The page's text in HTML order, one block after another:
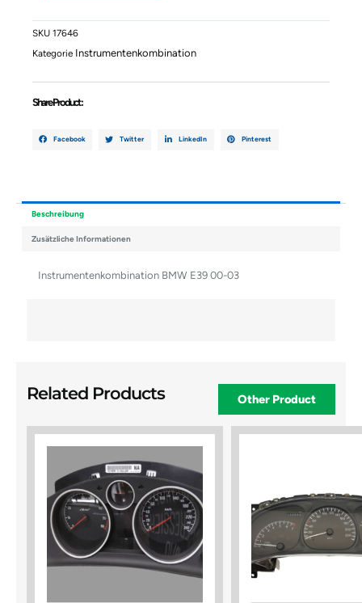
SKU 17646
Kategorie Instrumentenkombination
Share Product :
Facebook Twitter LinkedIn Pinterest
Beschreibung
Zusätzliche Informationen
Instrumentenkombination BMW E39 00-03
Related Products Other Product